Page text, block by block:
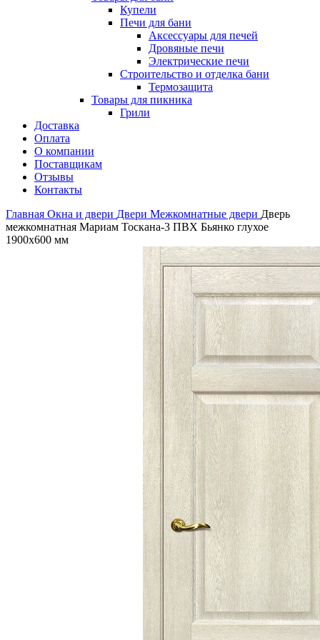
Купели
Печи для бани
Аксессуары для печей
Дровяные печи
Электрические печи
Строительство и отделка бани
Термозащита
Товары для пикника
Грили
Доставка
Оплата
О компании
Поставщикам
Отзывы
Контакты
Главная Окна и двери Двери Межкомнатные двери Дверь
межкомнатная Мариам Тоскана-3 ПВХ Бьянко глухое
1900х600 мм